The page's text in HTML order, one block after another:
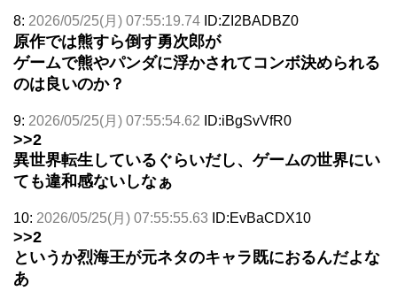
8: 2026/05/25(月) 07:55:19.74 ID:ZI2BADBZ0
原作では熊すら倒す勇次郎が
ゲームで熊やパンダに浮かされてコンボ決められる
のは良いのか？
9: 2026/05/25(月) 07:55:54.62 ID:iBgSvVfR0
>>2
異世界転生しているぐらいだし、ゲームの世界にい
ても違和感ないしなぁ
10: 2026/05/25(月) 07:55:55.63 ID:EvBaCDX10
>>2
というか烈海王が元ネタのキャラ既におるんだよな
あ